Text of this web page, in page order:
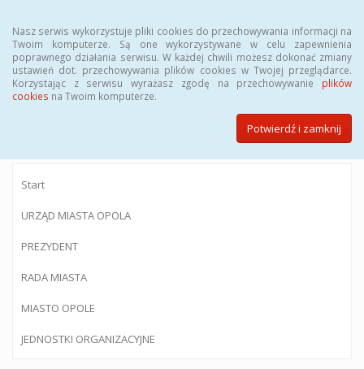
Nasz serwis wykorzystuje pliki cookies do przechowywania informacji na
Twoim komputerze. Są one wykorzystywane w celu zapewnienia
poprawnego działania serwisu. W każdej chwili możesz dokonać zmiany
ustawień dot. przechowywania plików cookies w Twojej przeglądarce.
Korzystając z serwisu wyrażasz zgodę na przechowywanie plików
cookies na Twoim komputerze.
Potwierdź i zamknij
BIULETYN INFORMACJI PUBLICZNEJ
Urzędu Miasta Opola
Start
URZĄD MIASTA OPOLA
PREZYDENT
RADA MIASTA
MIASTO OPOLE
JEDNOSTKI ORGANIZACYJNE